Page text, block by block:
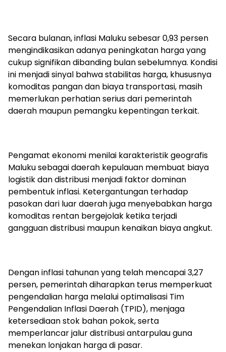
Secara bulanan, inflasi Maluku sebesar 0,93 persen
mengindikasikan adanya peningkatan harga yang
cukup signifikan dibanding bulan sebelumnya. Kondisi
ini menjadi sinyal bahwa stabilitas harga, khususnya
komoditas pangan dan biaya transportasi, masih
memerlukan perhatian serius dari pemerintah
daerah maupun pemangku kepentingan terkait.
Pengamat ekonomi menilai karakteristik geografis
Maluku sebagai daerah kepulauan membuat biaya
logistik dan distribusi menjadi faktor dominan
pembentuk inflasi. Ketergantungan terhadap
pasokan dari luar daerah juga menyebabkan harga
komoditas rentan bergejolak ketika terjadi
gangguan distribusi maupun kenaikan biaya angkut.
Dengan inflasi tahunan yang telah mencapai 3,27
persen, pemerintah diharapkan terus memperkuat
pengendalian harga melalui optimalisasi Tim
Pengendalian Inflasi Daerah (TPID), menjaga
ketersediaan stok bahan pokok, serta
memperlancar jalur distribusi antarpulau guna
menekan lonjakan harga di pasar.